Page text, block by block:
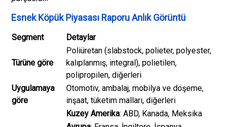
Esnek Köpük Piyasası Raporu Anlık Görüntü
Segment Detaylar
Türüne göre
Poliüretan (slabstock, polieter, polyester,
kalıplanmış, integral), polietilen,
polipropilen, diğerleri
Uygulamaya
göre
Otomotiv, ambalaj, mobilya ve döşeme,
inşaat, tüketim malları, diğerleri
Kuzey Amerika: ABD, Kanada, Meksika